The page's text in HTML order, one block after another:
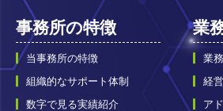
事務所の特徴
当事務所の特徴
組織的なサポート体制
数字で見る実績紹介
業
業
経
ア